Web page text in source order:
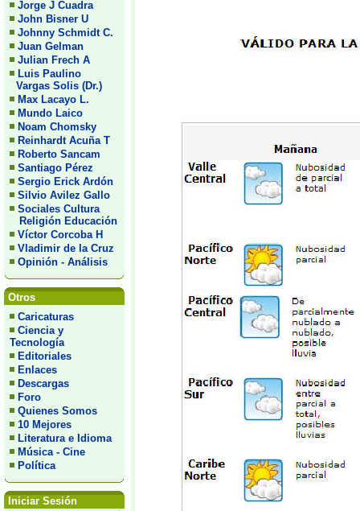
Jorge J Cuadra
John Bisner U
Johnny Schmidt C.
Juan Gelman
Julian Frech A
Luis Paulino
Vargas Solis (Dr.)
Max Lacayo L.
Mundo Laico
Noam Chomsky
Reinhardt Acuña T
Roberto Sancam
Santiago Pérez
Sergio Erick Ardón
Silvio Avilez Gallo
Sociales Cultura
Religión Educación
Víctor Corcoba H
Vladimir de la Cruz
Opinión - Análisis
Otros
Caricaturas
Ciencia y
Tecnología
Editoriales
Enlaces
Descargas
Foro
Quienes Somos
10 Mejores
Literatura e Idioma
Música - Cine
Política
Iniciar Sesión